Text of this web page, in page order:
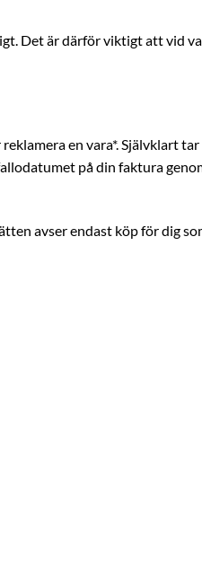
Det är därför viktigt att vid
en vara*. Självklart
på din faktura
avser endast köp för dig